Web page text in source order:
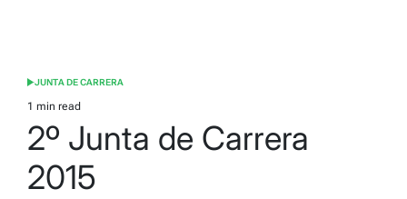
POSTED
IN
JUNTA DE CARRERA
Estimated
read
time
1 min read
2º Junta de Carrera
2015